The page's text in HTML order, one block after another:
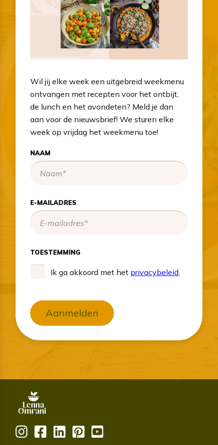
Wil jij elke week een uitgebreid weekmenu
ontvangen met recepten voor het ontbijt,
de lunch en het avondeten? Meld je dan
aan voor de nieuwsbrief! We sturen elke
week op vrijdag het weekmenu toe!
NAAM
E-MAILADRES
TOESTEMMING
Ik ga akkoord met het privacybeleid.
Aanmelden